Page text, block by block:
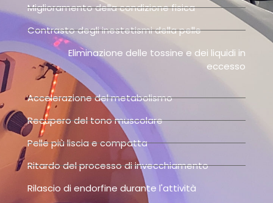
Miglioramento della condizione fisica
Contrasto degli inestetismi della pelle
Eliminazione delle tossine e dei liquidi in
eccesso
Accelerazione del metabolismo
Recupero del tono muscolare
Pelle più liscia e compatta
Ritardo del processo di invecchiamento
Rilascio di endorfine durante l'attività